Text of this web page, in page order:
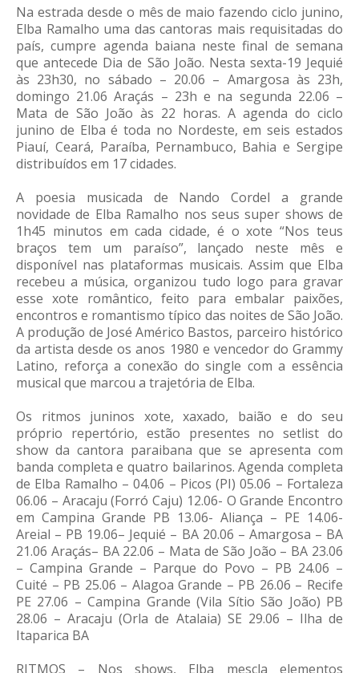
Na estrada desde o mês de maio fazendo ciclo junino,
Elba Ramalho uma das cantoras mais requisitadas do
país, cumpre agenda baiana neste final de semana
que antecede Dia de São João. Nesta sexta-19 Jequié
às 23h30, no sábado – 20.06 – Amargosa às 23h,
domingo 21.06 Araçás – 23h e na segunda 22.06 –
Mata de São João às 22 horas. A agenda do ciclo
junino de Elba é toda no Nordeste, em seis estados
Piauí, Ceará, Paraíba, Pernambuco, Bahia e Sergipe
distribuídos em 17 cidades.
A poesia musicada de Nando Cordel a grande
novidade de Elba Ramalho nos seus super shows de
1h45 minutos em cada cidade, é o xote “Nos teus
braços tem um paraíso”, lançado neste mês e
disponível nas plataformas musicais. Assim que Elba
recebeu a música, organizou tudo logo para gravar
esse xote romântico, feito para embalar paixões,
encontros e romantismo típico das noites de São João.
A produção de José Américo Bastos, parceiro histórico
da artista desde os anos 1980 e vencedor do Grammy
Latino, reforça a conexão do single com a essência
musical que marcou a trajetória de Elba.
Os ritmos juninos xote, xaxado, baião e do seu
próprio repertório, estão presentes no setlist do
show da cantora paraibana que se apresenta com
banda completa e quatro bailarinos. Agenda completa
de Elba Ramalho – 04.06 – Picos (PI) 05.06 – Fortaleza
06.06 – Aracaju (Forró Caju) 12.06- O Grande Encontro
em Campina Grande PB 13.06- Aliança – PE 14.06-
Areial – PB 19.06– Jequié – BA 20.06 – Amargosa – BA
21.06 Araçás– BA 22.06 – Mata de São João – BA 23.06
– Campina Grande – Parque do Povo – PB 24.06 –
Cuité – PB 25.06 – Alagoa Grande – PB 26.06 – Recife
PE 27.06 – Campina Grande (Vila Sítio São João) PB
28.06 – Aracaju (Orla de Atalaia) SE 29.06 – Ilha de
Itaparica BA
RITMOS – Nos shows, Elba mescla elementos